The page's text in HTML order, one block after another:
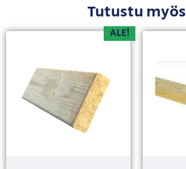
Tutustu myös
ALE!